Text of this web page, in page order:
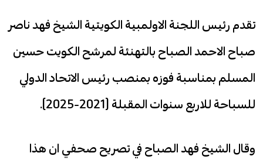
تقدم رئيس اللجنة الاولمبية الكويتية الشيخ فهد ناصر
صباح الاحمد الصباح بالتهنئة لمرشح الكويت حسين
المسلم بمناسبة فوزه بمنصب رئيس الاتحاد الدولي
للسباحة للاربع سنوات المقبلة (2021-2025).
وقال الشيخ فهد الصباح في تصريح صحفي ان هذا